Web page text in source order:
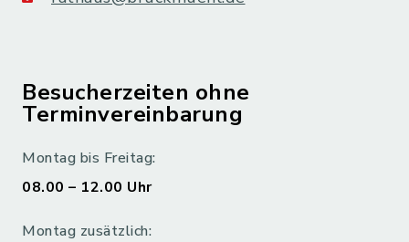
Besucherzeiten ohne
Terminvereinbarung
Montag bis Freitag:
08.00 – 12.00 Uhr
Montag zusätzlich: